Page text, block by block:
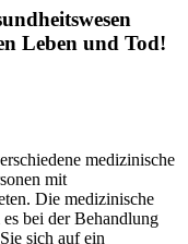
Leben und Tod!
medizinische
mit
Die medizinische
bei der Behandlung
sich auf ein